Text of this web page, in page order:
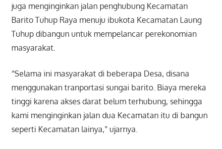
juga menginginkan jalan penghubung Kecamatan
Barito Tuhup Raya menuju ibukota Kecamatan Laung
Tuhup dibangun untuk mempelancar perekonomian
masyarakat.
“Selama ini masyarakat di beberapa Desa, disana
menggunakan tranportasi sungai barito. Biaya mereka
tinggi karena akses darat belum terhubung, sehingga
kami menginginkan jalan dua Kecamatan itu di bangun
seperti Kecamatan lainya,” ujarnya.